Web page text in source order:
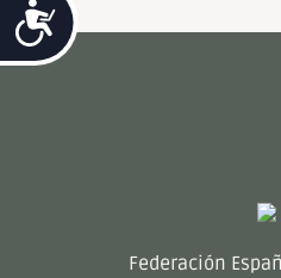
Accesibilidad
Federación